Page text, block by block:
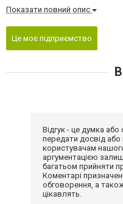
Показати повний опис
Це моє підприємство
Відгук - це думка
передати досвід
користувачам
аргументацією
багатьом прийняти
Коментарі
обговорення, а
цікавлять.